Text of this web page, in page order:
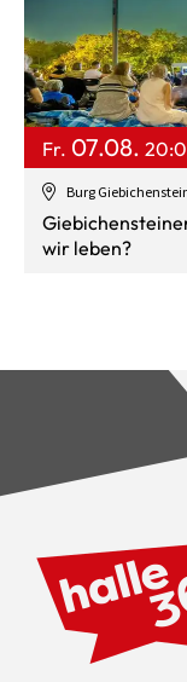
Burg
Fr. 07.08.
wir leben?